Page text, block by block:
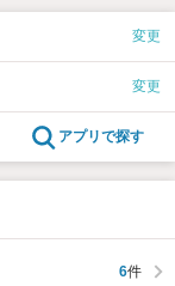
変更
変更
アプリで探す
6件